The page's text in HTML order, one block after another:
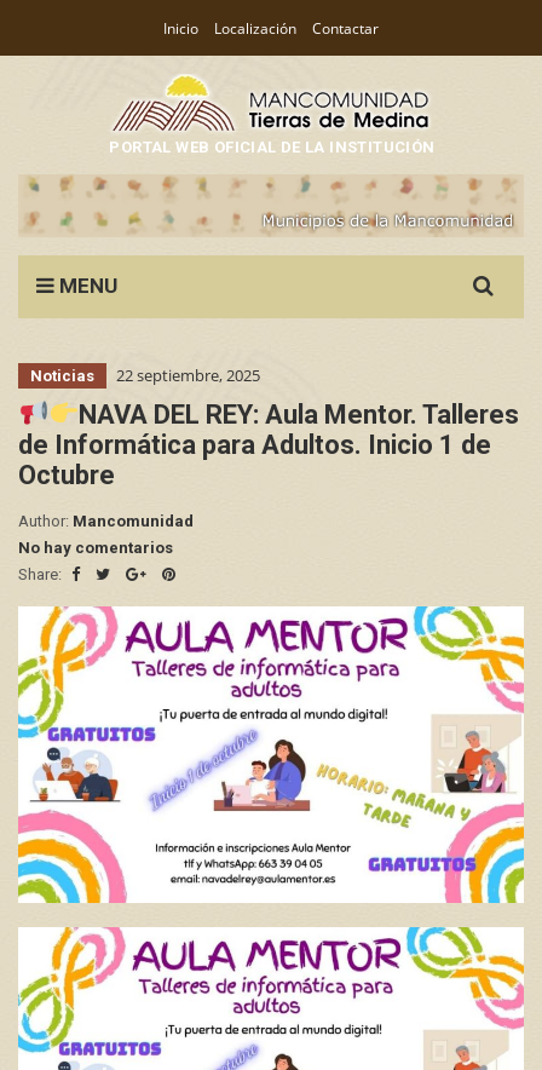
Inicio Localización Contactar
PORTAL WEB OFICIAL DE LA INSTITUCIÓN
MENU
for:
Noticias 22 septiembre, 2025
NAVA DEL REY: Aula Mentor. Talleres
de Informática para Adultos. Inicio 1 de
Octubre
Author: Mancomunidad
No hay comentarios
Share: